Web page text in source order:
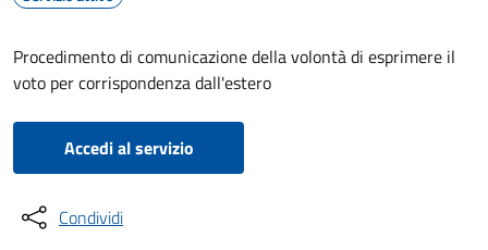
Procedimento di comunicazione della volontà di esprimere il
voto per corrispondenza dall'estero
Accedi al servizio
Condividi